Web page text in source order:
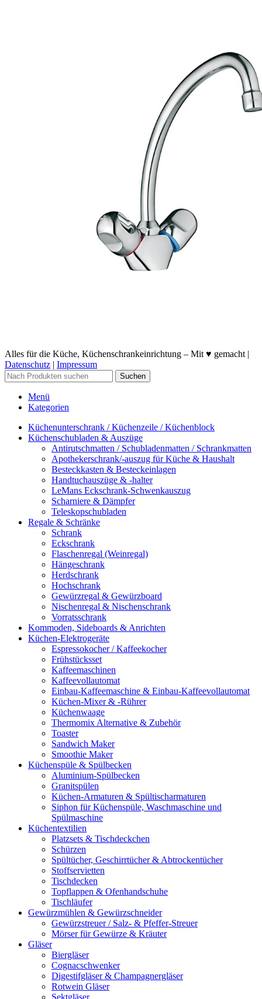
Alles für die Küche, Küchenschrankeinrichtung – Mit ♥ gemacht |
Datenschutz | Impressum
Suchen
Menü
Kategorien
Küchenunterschrank / Küchenzeile / Küchenblock
Küchenschubladen & Auszüge
Antirutschmatten / Schubladenmatten / Schrankmatten
Apothekerschrank/-auszug für Küche & Haushalt
Besteckkasten & Besteckeinlagen
Handtuchauszüge & -halter
LeMans Eckschrank-Schwenkauszug
Scharniere & Dämpfer
Teleskopschubladen
Regale & Schränke
Schrank
Eckschrank
Flaschenregal (Weinregal)
Hängeschrank
Herdschrank
Hochschrank
Gewürzregal & Gewürzboard
Nischenregal & Nischenschrank
Vorratsschrank
Kommoden, Sideboards & Anrichten
Küchen-Elektrogeräte
Espressokocher / Kaffeekocher
Frühstücksset
Kaffeemaschinen
Kaffeevollautomat
Einbau-Kaffeemaschine & Einbau-Kaffeevollautomat
Küchen-Mixer & -Rührer
Küchenwaage
Thermomix Alternative & Zubehör
Toaster
Sandwich Maker
Smoothie Maker
Küchenspüle & Spülbecken
Aluminium-Spülbecken
Granitspülen
Küchen-Armaturen & Spültischarmaturen
Siphon für Küchenspüle, Waschmaschine und
Spülmaschine
Küchentextilien
Platzsets & Tischdeckchen
Schürzen
Spültücher, Geschirrtücher & Abtrockentücher
Stoffservietten
Tischdecken
Topflappen & Ofenhandschuhe
Tischläufer
Gewürzmühlen & Gewürzschneider
Gewürzstreuer / Salz- & Pfeffer-Streuer
Mörser für Gewürze & Kräuter
Gläser
Biergläser
Cognacschwenker
Digestifgläser & Champagnergläser
Rotwein Gläser
Sektgläser